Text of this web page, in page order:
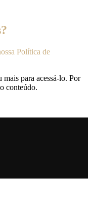
Política de
para acessá-lo. Por
conteúdo.